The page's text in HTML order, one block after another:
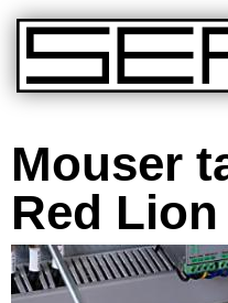
Mouser
Red